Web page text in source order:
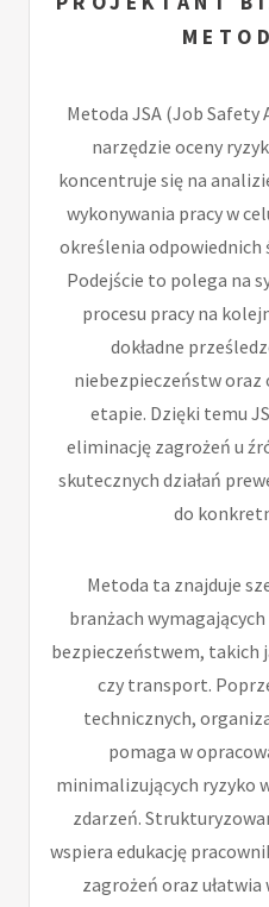
Metoda JSA (Job Safety
narzędzie oceny
koncentruje się na
wykonywania pracy w
określenia odpowiednich
Podejście to polega na
procesu pracy na
dokładne
niebezpieczeństw oraz
etapie. Dzięki temu
eliminację zagrożeń u
skutecznych działań
do
Metoda ta znajduje
branżach
bezpieczeństwem, takich
czy transport.
technicznych,
pomaga w
minimalizujących ryzyko
zdarzeń.
wspiera edukację
zagrożeń oraz